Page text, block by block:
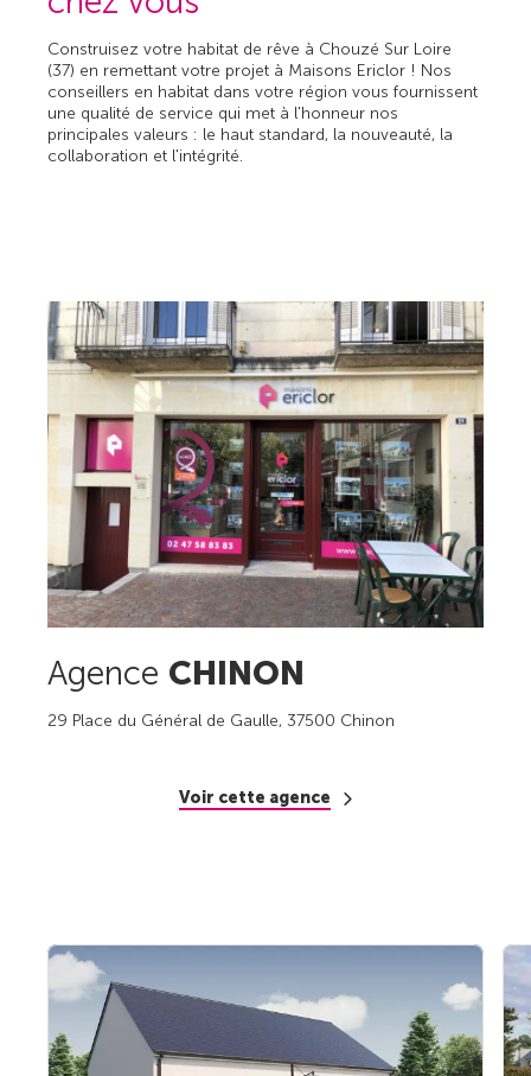
Construisez votre habitat de rêve à Chouzé Sur Loire
(37) en remettant votre projet à Maisons Ericlor ! Nos
conseillers en habitat dans votre région vous fournissent
une qualité de service qui met à l'honneur nos
principales valeurs : le haut standard, la nouveauté, la
collaboration et l'intégrité.
Agence CHINON
29 Place du Général de Gaulle, 37500 Chinon
Voir cette agence